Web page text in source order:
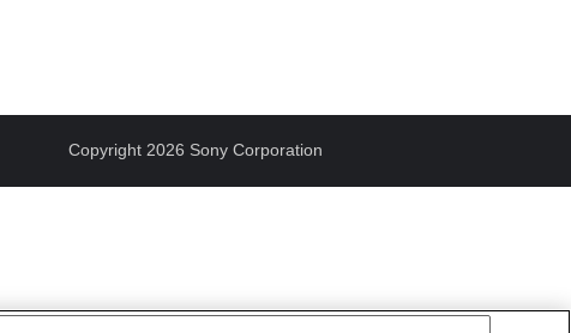
Copyright 2026 Sony Corporation